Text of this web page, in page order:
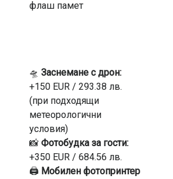
флаш памет
🛸 Заснемане с дрон:
+150 EUR / 293.38 лв.
(при подходящи
метеорологични
условия)
📸 Фотобудка за гости:
+350 EUR / 684.56 лв.
🖨️ Мобилен фотопринтер